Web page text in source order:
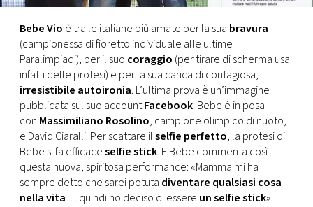
PRINCIPATO
DI
MONACO
RMC
CONSIGLIA
Bebe Vio è tra le italiane più amate per la sua bravura
(campionessa di fioretto individuale alle ultime
Paralimpiadi), per il suo coraggio (per tirare di scherma usa
infatti delle protesi) e per la sua carica di contagiosa,
irresistibile autoironia. L’ultima prova è un’immagine
pubblicata sul suo accountFacebook: Bebe è in posa
con Massimiliano Rosolino, campione olimpico di nuoto,
e David Ciaralli. Per scattare ilselfie perfetto, la protesi di
Bebe si fa efficaceselfie stick. E Bebe commenta così
questa nuova, spiritosa performance: «Mamma mi ha
sempre detto che sarei potuta diventare qualsiasi cosa
nella vita… quindi ho deciso di essere un selfie stick».